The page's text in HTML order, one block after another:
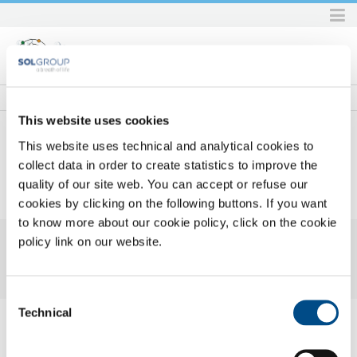
This website uses cookies
This website uses technical and analytical cookies to
collect data in order to create statistics to improve the
quality of our site web. You can accept or refuse our
cookies by clicking on the following buttons. If you want
to know more about our cookie policy, click on the cookie
policy link on our website.
Selection
Technical
to
content.
to
navigation
Home Prodotti e servizi
Prodotti e servizi per l'industria
Servizi accessori
Tracciabilità
TRACCIABILITÀ